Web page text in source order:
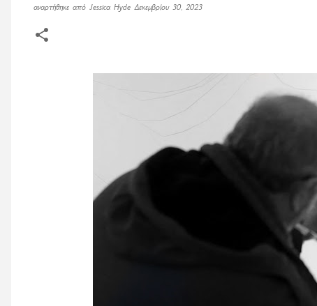
αναρτήθηκε από Jessica Hyde Δεκεμβρίου 30, 2023